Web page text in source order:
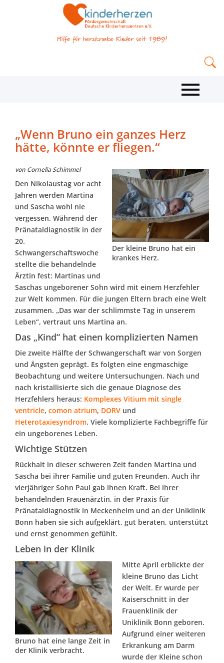
„Wenn Bruno ein ganzes Herz
hätte, könnte er fliegen.“
Der kleine Bruno hat ein
krankes Herz.
von Cornelia Schimmel
Den Nikolaustag vor acht
Jahren werden Martina
und Sascha wohl nie
vergessen. Während der
Pränataldiagnostik in der
20.
Schwangerschaftswoche
stellte die behandelnde
Ärztin fest: Martinas und
Saschas ungeborener Sohn wird mit einem Herzfehler
zur Welt kommen. Für die jungen Eltern brach eine Welt
zusammen. „Das war der schlimmste Tag in unserem
Leben“, vertraut uns Martina an.
Das „Kind“ hat einen komplizierten Namen
Die zweite Hälfte der Schwangerschaft war von Sorgen
und Ängsten geprägt. Es folgten eine engmaschige
Beobachtung und weitere Untersuchungen. Nach und
nach kristallisierte sich die genaue Diagnose des
Herzfehlers heraus: Komplexes Vitium mit single
ventricle, comon atrium, DORV und
Heterotaxiesyndrom. Viele komplizierte Fachbegriffe für
ein ungeborenes Leben.
Wichtige Stützen
Rückhalt in dieser schweren Zeit fanden Martina und
Sascha bei ihrer Familie und guten Freunden. Auch ihr
vierjähriger Sohn Paul gab ihnen Kraft. Bei ihrer
behandelnden Frauenärztin, in der Praxis für
Pränataldiagnostik in Meckenheim und an der Uniklinik
Bonn haben sie sich aufgeklärt, gut beraten, unterstützt
und ernst genommen gefühlt.
Leben in der Klinik
Bruno hat eine lange Zeit in
der Klinik verbracht.
Mitte April erblickte der
kleine Bruno das Licht
der Welt. Er wurde per
Kaiserschnitt in der
Frauenklinik der
Uniklinik Bonn geboren.
Aufgrund einer weiteren
Erkrankung am Darm
wurde der Kleine schon